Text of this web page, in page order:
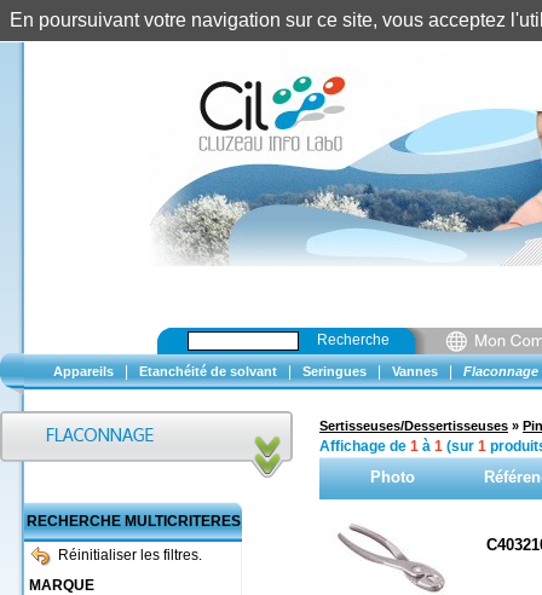
Recherche
Appareils Etanchéité de solvant Seringues Vannes Flaconnage
RECHERCHE MULTICRITERES
Réinitialiser les filtres.
MARQUE
Sertisseuses/Dessertisseuses »
Affichage de 1 à 1 (sur 1
Photo
En poursuivant votre navigation sur ce site, vous acceptez